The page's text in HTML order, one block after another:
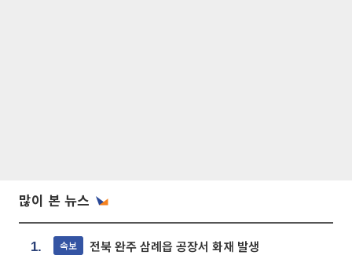
많이 본 뉴스
1. 속보 전북 완주 삼례읍 공장서 화재 발생